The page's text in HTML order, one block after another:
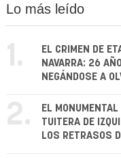
Lo más leído
1.
EL CRIMEN DE
NAVARRA: 26
NEGÁNDOSE A
2.
EL
TUITERA DE
LOS RETRASOS